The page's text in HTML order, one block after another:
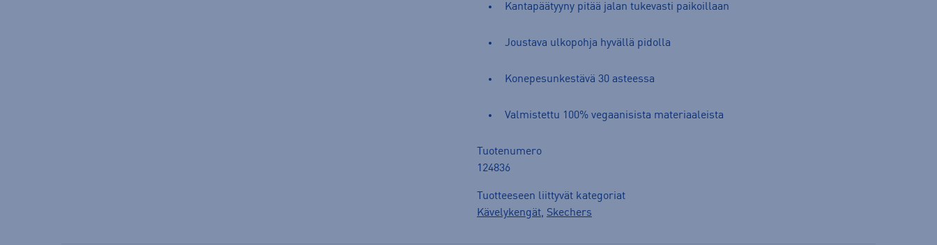
Kantapäätyyny pitää jalan tukevasti paikoillaan
Joustava ulkopohja hyvällä pidolla
Konepesunkestävä 30 asteessa
Valmistettu 100% vegaanisista materiaaleista
Tuotenumero
124836
Tuotteeseen liittyvät kategoriat
Kävelykengät, Skechers